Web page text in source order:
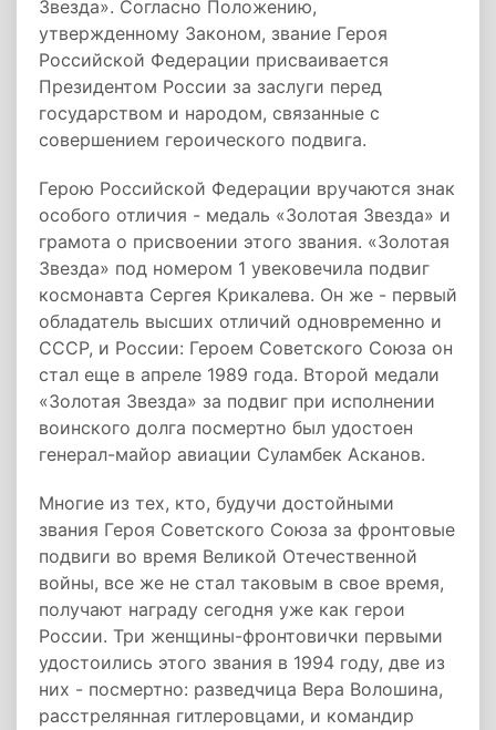
Звезда». Согласно Положению,
утвержденному Законом, звание Героя
Российской Федерации присваивается
Президентом России за заслуги перед
государством и народом, связанные с
совершением героического подвига.
Герою Российской Федерации вручаются знак
особого отличия - медаль «Золотая Звезда» и
грамота о присвоении этого звания. «Золотая
Звезда» под номером 1 увековечила подвиг
космонавта Сергея Крикалева. Он же - первый
обладатель высших отличий одновременно и
СССР, и России: Героем Советского Союза он
стал еще в апреле 1989 года. Второй медали
«Золотая Звезда» за подвиг при исполнении
воинского долга посмертно был удостоен
генерал-майор авиации Суламбек Асканов.
Многие из тех, кто, будучи достойными
звания Героя Советского Союза за фронтовые
подвиги во время Великой Отечественной
войны, все же не стал таковым в свое время,
получают награду сегодня уже как герои
России. Три женщины-фронтовички первыми
удостоились этого звания в 1994 году, две из
них - посмертно: разведчица Вера Волошина,
расстрелянная гитлеровцами, и командир